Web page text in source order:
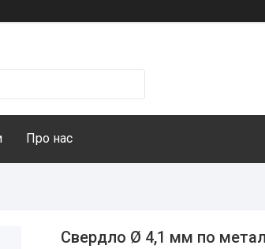
Про нас
Свердло Ø 4,1 мм по